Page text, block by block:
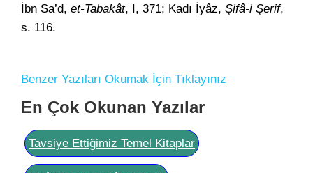
İbn Sa’d, et-Tabakât, I, 371; Kadı İyâz, Şifâ-i Şerif,
s. 116.
Benzer Yazıları Okumak İçin Tıklayınız
En Çok Okunan Yazılar
Tavsiye Ettiğimiz Temel Kitaplar